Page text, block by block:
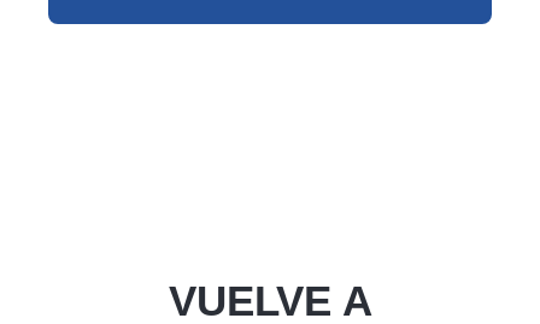
VUELVE A